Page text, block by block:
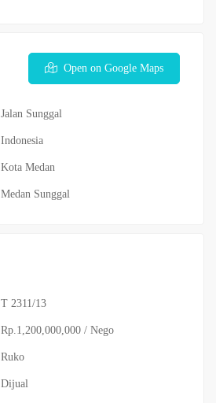
Open on Google Maps
Jalan Sunggal
Indonesia
Kota Medan
Medan Sunggal
T 2311/13
Rp.1,200,000,000 / Nego
Ruko
Dijual